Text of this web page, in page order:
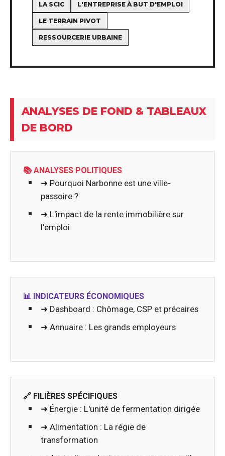
LA SCIC L'ENTREPRISE À BUT D'EMPLOI
LE TERRAIN PIVOT
RESSOURCERIE URBAINE
ANALYSES DE FOND & TABLEAUX
DE BORD
📚 ANALYSES POLITIQUES
➜ Pourquoi Narbonne est une ville-
passoire ?
➜ L'impact de la rente immobilière sur
l'emploi
📊 INDICATEURS ÉCONOMIQUES
➜ Dashboard : Chômage, CSP et précaires
➜ Annuaire : Les grands employeurs
🔗 FILIÈRES SPÉCIFIQUES
➜ Énergie : L'unité de fermentation dirigée
➜ Alimentation : La régie de
transformation